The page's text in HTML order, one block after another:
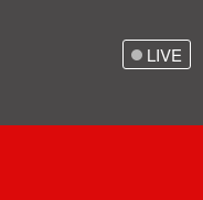
LIVE